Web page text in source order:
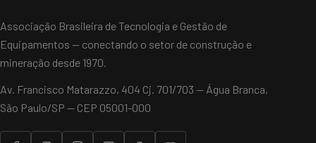
Associação Brasileira de Tecnologia e Gestão de
Equipamentos — conectando o setor de construção e
mineração desde 1970.
Av. Francisco Matarazzo, 404 Cj. 701/703 — Água Branca,
São Paulo/SP — CEP 05001-000